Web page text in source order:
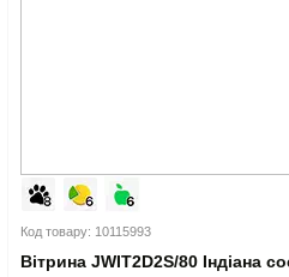
Код товару: 10115993
Вітрина JWIT2D2S/80 Індіана